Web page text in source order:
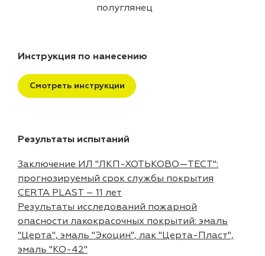
полуглянец
Инструкция по нанесению
Смотреть инструкции
Результаты испытаний
Заключение ИЛ "ЛКП-ХОТЬКОВО—ТЕСТ":
прогнозируемый срок службы покрытия
CERTA PLAST – 11 лет
Результаты исследований пожарной
опасности лакокрасочных покрытий: эмаль
"Церта", эмаль "Экоцин", лак "Церта-Пласт",
эмаль "КО-42"